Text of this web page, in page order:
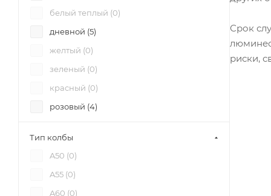
Срок
риски,
1120 (
1160 (
1170 (
1215 (
1220 (0
1230 (0
1240 (0
белый теплый (0)
дневной (5)
желтый (0)
зеленый (0)
красный (0)
розовый (4)
Тип колбы
A50 (0)
A55 (0)
A60 (0)